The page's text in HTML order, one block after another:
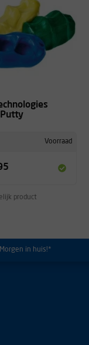
De
biedt zonder
Het zwarte rubber
zwarte...
de zwaarte is
Voorraad
product
in huis!*